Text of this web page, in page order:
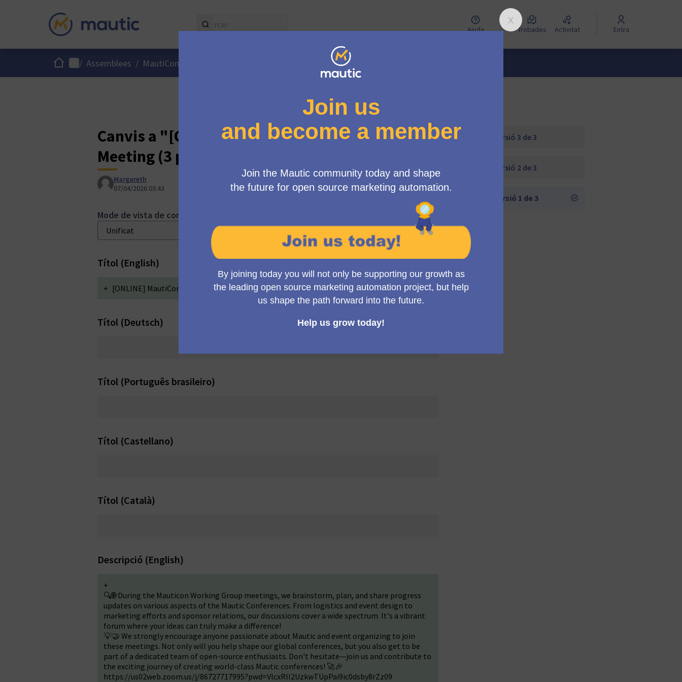
Ajuda Trobades Activitat Entra
Inici Menú principal
/ Assemblees / MautiCon Working Group
Canvis a "[ONLINE] MautiCon Working Group
Meeting (3 p.m. UK time)"
Margareth
07/04/2026 03:43
Mode de vista de comparació:
Canviar vista
Títol (English)
+ [ONLINE] MautiCon Working Group Meeting (12:15 p.m. UK time)
Títol (Deutsch)
Títol (Português brasileiro)
Títol (Castellano)
Títol (Català)
Descripció (English)
+
🔍🌐 During the Mauticon Working Group meetings, we brainstorm, plan, and share progress
updates on various aspects of the Mautic Conferences. From logistics and event design to
marketing efforts and sponsor relations, our discussions cover a wide spectrum. It's a vibrant
forum where your ideas can truly make a difference!
💡🤝 We strongly encourage anyone passionate about Mautic and event organizing to join
these meetings. Not only will you help shape our global conferences, but you also get to be
part of a dedicated team of open-source enthusiasts. Don't hesitate—join us and contribute to
the exciting journey of creating world-class Mautic conferences! 🚀🎉
https://us02web.zoom.us/j/86727717995?pwd=VlcxRlI2UzkwTUpPai9ic0dsby8rZz09
Versió 3 de 3
Versió 2 de 3
Versió 1 de 3